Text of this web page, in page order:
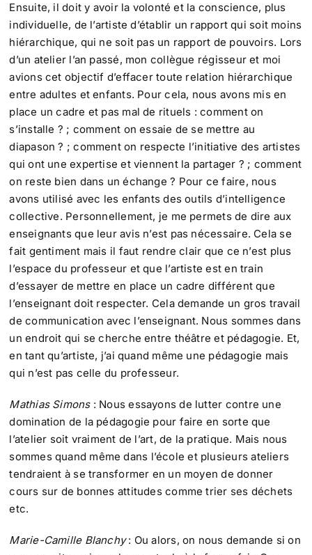
Ensuite, il doit y avoir la volonté et la conscience, plus
individuelle, de l’artiste d’établir un rapport qui soit moins
hiérarchique, qui ne soit pas un rapport de pouvoirs. Lors
d’un atelier l’an passé, mon collègue régisseur et moi
avions cet objectif d’effacer toute relation hiérarchique
entre adultes et enfants. Pour cela, nous avons mis en
place un cadre et pas mal de rituels : comment on
s’installe ? ; comment on essaie de se mettre au
diapason ? ; comment on respecte l’initiative des artistes
qui ont une expertise et viennent la partager ? ; comment
on reste bien dans un échange ? Pour ce faire, nous
avons utilisé avec les enfants des outils d’intelligence
collective. Personnellement, je me permets de dire aux
enseignants que leur avis n’est pas nécessaire. Cela se
fait gentiment mais il faut rendre clair que ce n’est plus
l’espace du professeur et que l’artiste est en train
d’essayer de mettre en place un cadre différent que
l’enseignant doit respecter. Cela demande un gros travail
de communication avec l’enseignant. Nous sommes dans
un endroit qui se cherche entre théâtre et pédagogie. Et,
en tant qu’artiste, j’ai quand même une pédagogie mais
qui n’est pas celle du professeur.
Mathias Simons: Nous essayons de lutter contre une
domination de la pédagogie pour faire en sorte que
l’atelier soit vraiment de l’art, de la pratique. Mais nous
sommes quand même dans l’école et plusieurs ateliers
tendraient à se transformer en un moyen de donner
cours sur de bonnes attitudes comme trier ses déchets
etc.
Marie-Camille Blanchy: Ou alors, on nous demande si on